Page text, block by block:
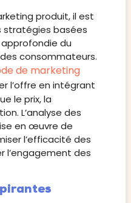
produit, il est
stratégies basées
du
consommateurs.
de marketing
l’offre en intégrant
le prix, la
L’analyse des
en œuvre de
l’efficacité des
l’engagement des